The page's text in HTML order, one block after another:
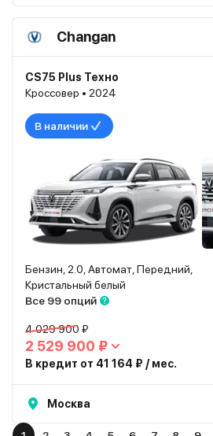
Changan
CS75 Plus Техно
Кроссовер • 2024
В наличии
Бензин, 2.0, Автомат, Передний,
Кристальный белый
Все 99 опций
4 029 900 ₽
2 529 900 ₽
В кредит от 41 164 ₽ / мес.
Москва